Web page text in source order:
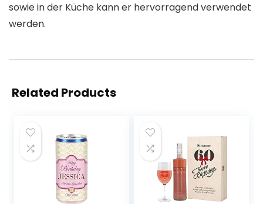
sowie in der Küche kann er hervorragend verwendet
werden.
Related Products